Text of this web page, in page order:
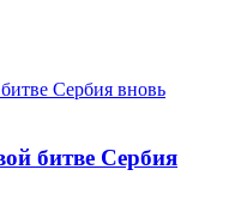
битве Сербия